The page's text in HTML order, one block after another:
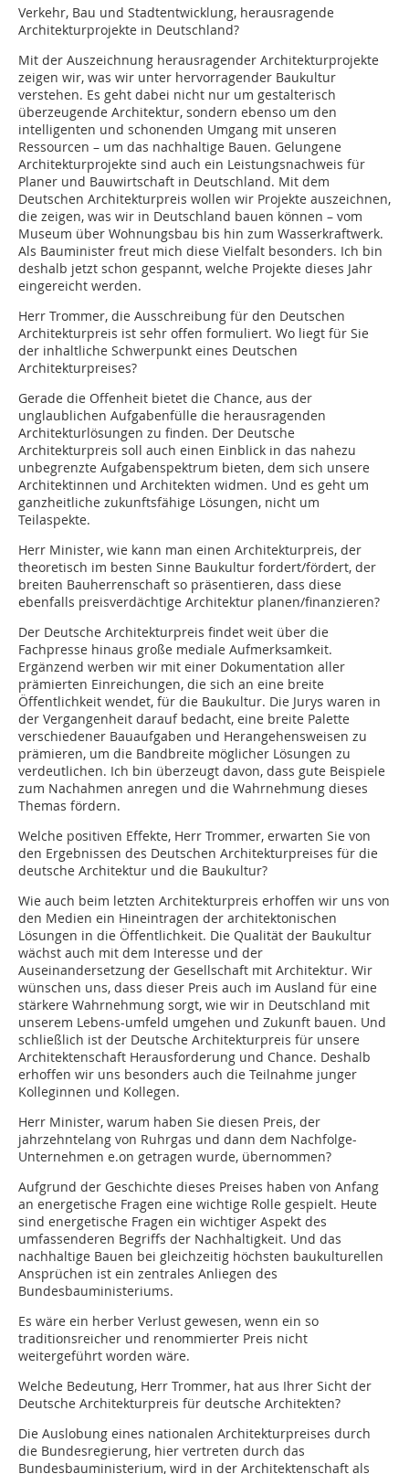
Verkehr, Bau und Stadtentwicklung, herausragende
Architekturprojekte in Deutschland?
Mit der Auszeichnung herausragender Architekturprojekte
zeigen wir, was wir unter hervorragender Baukultur
verstehen. Es geht dabei nicht nur um gestalterisch
überzeugende Architektur, sondern ebenso um den
intelligenten und schonenden Umgang mit unseren
Ressourcen – um das nachhaltige Bauen. Gelungene
Architekturprojekte sind auch ein Leistungsnachweis für
Planer und Bauwirtschaft in Deutschland. Mit dem
Deutschen Architekturpreis wollen wir Projekte auszeichnen,
die zeigen, was wir in Deutschland bauen können – vom
Museum über Wohnungsbau bis hin zum Wasserkraftwerk.
Als Bauminister freut mich diese Vielfalt besonders. Ich bin
deshalb jetzt schon gespannt, welche Projekte dieses Jahr
eingereicht werden.
Herr Trommer, die Ausschreibung für den Deutschen
Architekturpreis ist sehr offen formuliert. Wo liegt für Sie
der inhaltliche Schwerpunkt eines Deutschen
Architekturpreises?
Gerade die Offenheit bietet die Chance, aus der
unglaublichen Auf­gabenfülle die herausragenden
Architekturlösungen zu finden. Der Deutsche
Architekturpreis soll auch einen Einblick in das nahezu
unbegrenzte Aufgabenspektrum bieten, dem sich unsere
Architektinnen und Architekten widmen. Und es geht um
ganzheitliche zukunftsfähige Lösungen, nicht um
Teilaspekte.
Herr Minister, wie kann man einen Architekturpreis, der
theoretisch im besten Sinne Baukultur fordert/fördert, der
breiten Bauherrenschaft so präsentieren, dass diese
ebenfalls preisverdächtige Architektur planen/finanzieren?
Der Deutsche Architekturpreis findet weit über die
Fachpresse hinaus große mediale Aufmerksamkeit.
Ergänzend werben wir mit einer Dokumentation aller
prämierten Einreichungen, die sich an eine breite
Öffentlichkeit wendet, für die Baukultur. Die Jurys waren in
der Vergangenheit darauf bedacht, eine breite Palette
verschiedener Bauaufgaben und Herangehensweisen zu
prämieren, um die Bandbreite möglicher Lösungen zu
verdeutlichen. Ich bin überzeugt davon, dass gute Beispiele
zum Nachahmen anregen und die Wahrnehmung dieses
Themas fördern.
Welche positiven Effekte, Herr Trommer, erwarten Sie von
den Ergebnissen des Deutschen Architekturpreises für die
deutsche Architektur und die Baukultur?
Wie auch beim letzten Architekturpreis erhoffen wir uns von
den Medien ein Hineintragen der architektonischen
Lösungen in die Öffentlichkeit. Die Qualität der Baukultur
wächst auch mit dem Interesse und der
Auseinandersetzung der Gesellschaft mit Architektur. Wir
wünschen uns, dass dieser Preis auch im Ausland für eine
stärkere Wahrnehmung sorgt, wie wir in Deutschland mit
unserem Lebens-umfeld umgehen und Zukunft bauen. Und
schließlich ist der Deutsche Architekturpreis für unsere
Architektenschaft Herausforderung und Chance. Deshalb
erhoffen wir uns besonders auch die Teilnahme junger
Kolleginnen und Kollegen.
Herr Minister, warum haben Sie diesen Preis, der
jahrzehntelang von Ruhrgas und dann dem Nachfolge-
Unternehmen e.on getragen wurde, übernommen?
Aufgrund der Geschichte dieses Preises haben von Anfang
an energetische Fragen eine wichtige Rolle gespielt. Heute
sind energetische Fragen ein wichtiger Aspekt des
umfassenderen Begriffs der Nachhaltigkeit. Und das
nachhaltige Bauen bei gleichzeitig höchsten baukulturellen
Ansprüchen ist ein zentrales Anliegen des
Bundesbauministeriums.
Es wäre ein herber Verlust gewesen, wenn ein so
traditionsreicher und renommierter Preis nicht
weitergeführt worden wäre.
Welche Bedeutung, Herr Trommer, hat aus Ihrer Sicht der
Deutsche Architekturpreis für deutsche Architekten?
Die Auslobung eines nationalen Architekturpreises durch
die Bundesregierung, hier vertreten durch das
Bundesbauministerium, wird in der Architektenschaft als